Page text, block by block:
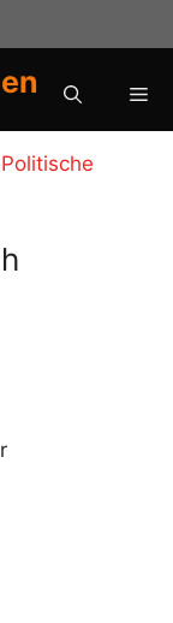
Politische